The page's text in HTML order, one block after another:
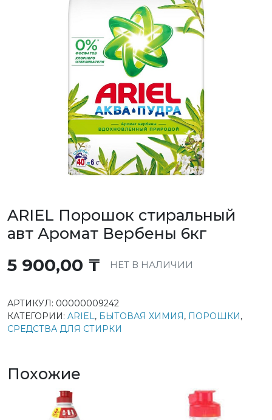
ARIEL Порошок стиральный
авт Аромат Вербены 6кг
5 900,00 ₸ НЕТ В НАЛИЧИИ
АРТИКУЛ: 00000009242
КАТЕГОРИИ: ARIEL, БЫТОВАЯ ХИМИЯ, ПОРОШКИ,
СРЕДСТВА ДЛЯ СТИРКИ
Похожие